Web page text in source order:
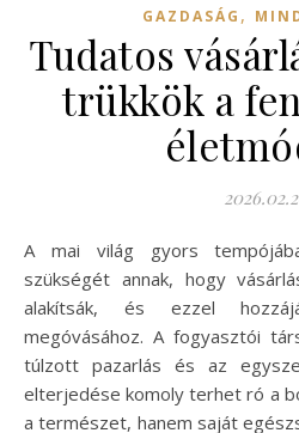
GAZDASÁG ,
Tudatos
trükkök a
A mai világ gyors tempójában egyre többen érzik
szükségét annak, hogy
alakítsák, és ezzel
megóvásához. A fogyasztói
túlzott pazarlás és az
elterjedése komoly terhet ró a
a természet, hanem saját